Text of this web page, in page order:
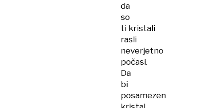
da
so
ti kristali
rasli
neverjetno
počasi.
Da
bi
posamezen